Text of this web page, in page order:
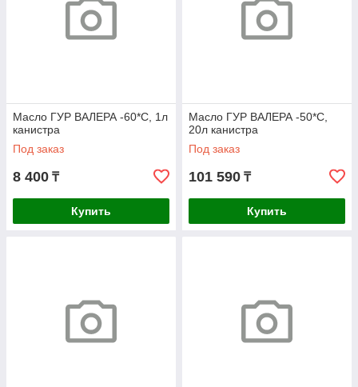
Масло ГУР ВАЛЕРА -60*С, 1л
канистра
Под заказ
8 400 ₸
Купить
Масло ГУР ВАЛЕРА -50*С,
20л канистра
Под заказ
101 590 ₸
Купить